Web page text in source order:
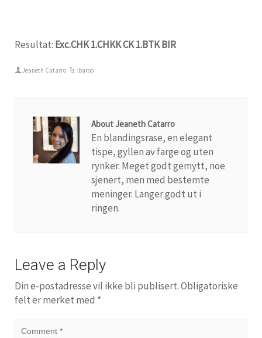
Resultat: Exc.CHK 1.CHKK CK 1.BTK BIR
Jeaneth Catarro :baroo
About Jeaneth Catarro
En blandingsrase, en elegant
tispe, gyllen av farge og uten
rynker. Meget godt gemytt, noe
sjenert, men med bestemte
meninger. Langer godt ut i
ringen.
Leave a Reply
Din e-postadresse vil ikke bli publisert.Obligatoriske
felt er merket med *